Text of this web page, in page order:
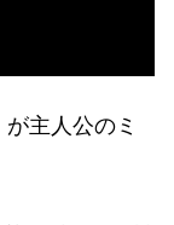
主人公のミ